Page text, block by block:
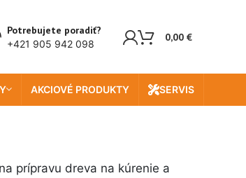
Potrebujete poradiť?
+421 905 942 098
0,00 €
AKCIOVÉ PRODUKTY
SERVIS
prípravu dreva na kúrenie a